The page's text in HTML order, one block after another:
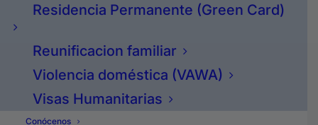
Residencia Permanente (Green Card)
Reunificacion familiar
Violencia doméstica (VAWA)
Visas Humanitarias
Conócenos
2007.